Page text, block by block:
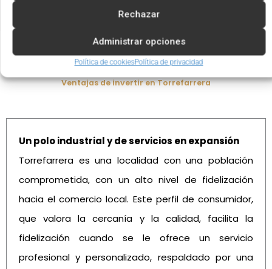
Rechazar
Administrar opciones
Política de cookiesPolítica de privacidad
Ventajas de invertir en Torrefarrera
Un polo industrial y de servicios en expansión
Torrefarrera es una localidad con una población
comprometida, con un alto nivel de fidelización
hacia el comercio local. Este perfil de consumidor,
que valora la cercanía y la calidad, facilita la
fidelización cuando se le ofrece un servicio
profesional y personalizado, respaldado por una